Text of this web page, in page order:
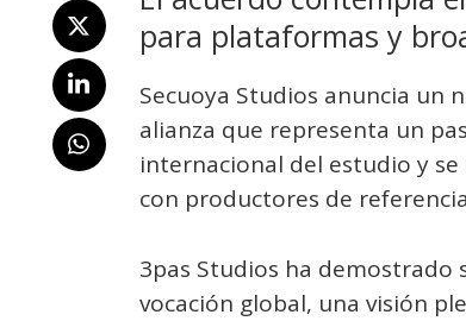
para plataformas y
Secuoya Studios anuncia un
alianza que representa un
internacional del estudio y
con productores de
3pas Studios ha demostrado
vocación global, una visión